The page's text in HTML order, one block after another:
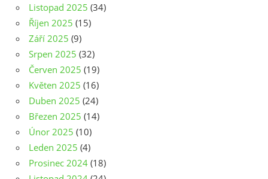
Listopad 2025 (34)
Říjen 2025 (15)
Září 2025 (9)
Srpen 2025 (32)
Červen 2025 (19)
Květen 2025 (16)
Duben 2025 (24)
Březen 2025 (14)
Únor 2025 (10)
Leden 2025 (4)
Prosinec 2024 (18)